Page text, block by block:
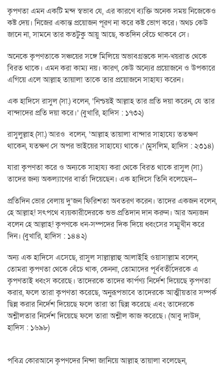
কৃপণতা এমন একটি মন্দ স্বভাব যে, এর কারণে ব্যক্তি অনেক সময় নিজেকেও
কষ্ট দেয়। নিজের একান্ত প্রয়োজন পূরণ না করে কষ্ট ভোগ করে। অথচ কেউ
জানে না, সামনে তার কতটুকু আয়ু আছে, কতদিন বেঁচে থাকবে সে।
অনেকে কৃপণতাকে সঞ্চয়ের সঙ্গে মিলিয়ে অভাবগ্রস্তকে দান-খয়রাত থেকে
বিরত থাকে। এমন করা কাম্য নয়। কারণ, কেউ অন্যের প্রয়োজনে ও উপকারে
এগিয়ে এলে আল্লাহ তায়ালা তাকে তার প্রয়োজনে সাহায্য করেন।
এক হাদিসে রাসুল (সা.) বলেন, ‘নিশ্চয়ই আল্লাহ তার প্রতি দয়া করেন, যে তার
বান্দাদের প্রতি দয়া করে।’ (বুখারি, হাদিস : ১৭৩২)
রাসুলুল্লাহ (সা.) আরও বলেন, ‘আল্লাহ তায়ালা বান্দার সাহায্যে ততক্ষণ
থাকেন, যতক্ষণ সে অপর ভাইয়ের সাহায্যে থাকে।’ (মুসলিম, হাদিস : ২৩১৪)
যারা কৃপণতা করে ও অন্যকে সাহায্য করা থেকে বিরত থাকে রাসুল (সা.)
তাদের জন্য অকল্যাণের বার্তা দিয়েছেন। এক হাদিসে তিনি বলেছেন—
প্রতিদিন ভোর বেলায় দু’জন ফিরিশতা অবতরণ করেন। তাদের একজন বলেন,
হে আল্লাহ! সৎপথে ব্যয়কারীদেরকে শুভ প্রতিদান দান করুন। আর অন্যজন
বলেন হে আল্লাহ! কৃপণকে ধন-সম্পদের দিক দিয়ে ধ্বংসের সম্মুখীন করে
দিন। (বুখারি, হাদিস : ১৪৪২)
অন্য এক হাদিসে এসেছে, রাসুল সাল্লাল্লাহু আলাইহি ওয়াসাল্লাম বলেন,
তোমরা কৃপণতা থেকে বেঁচে থাক, কেননা, তোমাদের পূর্ববর্তীদেরকে এ
কৃপণতাই ধ্বংস করেছে। তাদেরকে তাদের কার্পণ্য নির্দেশ দিয়েছে কৃপণতা
করার, ফলে তারা কৃপণতা করেছে, অনুরূপভাবে তাদেরকে আত্মীয়তার সম্পর্ক
ছিন্ন করার নির্দেশ দিয়েছে ফলে তারা তা ছিন্ন করেছে এবং তাদেরকে
অশ্লীলতার নির্দেশ দিয়েছে ফলে তারা অশ্লীল কাজ করেছে। (আবু দাউদ,
হাদিস : ১৬৯৮)
পবিত্র কোরআনে কৃপণদের নিন্দা জানিয়ে আল্লাহ তায়ালা বলেছেন,